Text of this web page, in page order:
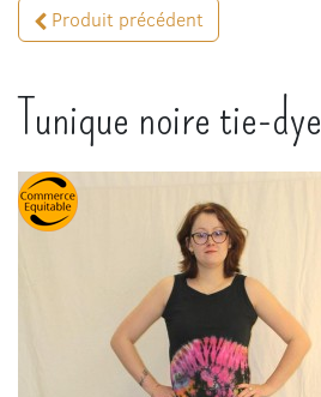
Produit précédent
Tunique noire tie-dye